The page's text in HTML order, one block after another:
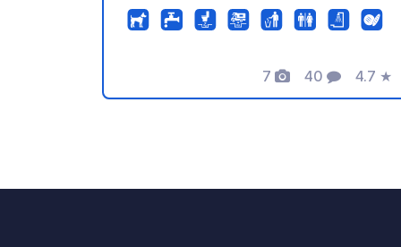
Servizi igienici e doccia ▪ Elettricità ▪
Impianto di smaltimento rifiuti ▪
Smaltimento WC chimico ▪ Acqua
fresca ▪ Servizio panini ▪ Colazione
7
Foto
40
Commenti
4.7 ★